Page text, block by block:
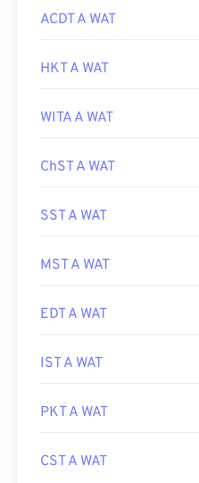
ACDT A WAT
HKT A WAT
WITA A WAT
ChST A WAT
SST A WAT
MST A WAT
EDT A WAT
IST A WAT
PKT A WAT
CST A WAT